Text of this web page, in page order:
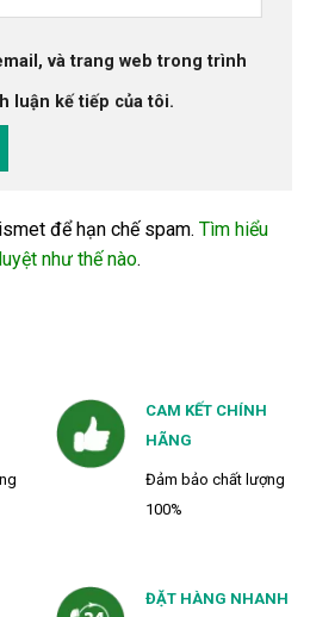
và trang web trong trình
luận kế tiếp của tôi.
để hạn chế spam. Tìm hiểu
như thế nào.
CAM KẾT CHÍNH
HÃNG
Đảm bảo chất lượng
100%
ĐẶT HÀNG NHANH